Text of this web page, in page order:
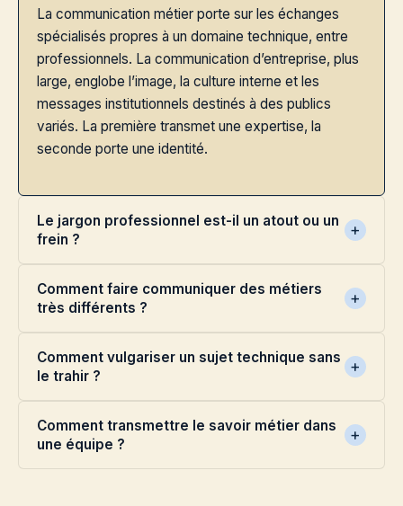
La communication métier porte sur les échanges
spécialisés propres à un domaine technique, entre
professionnels. La communication d’entreprise, plus
large, englobe l’image, la culture interne et les
messages institutionnels destinés à des publics
variés. La première transmet une expertise, la
seconde porte une identité.
Le jargon professionnel est-il un atout ou un
frein ?
Comment faire communiquer des métiers
très différents ?
Comment vulgariser un sujet technique sans
le trahir ?
Comment transmettre le savoir métier dans
une équipe ?